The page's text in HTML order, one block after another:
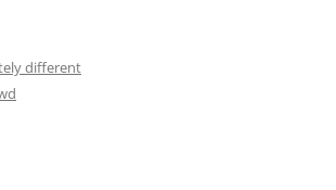
different